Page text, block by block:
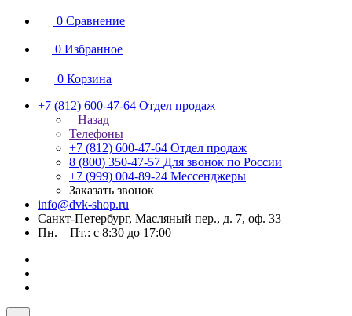
0 Сравнение
0 Избранное
0 Корзина
+7 (812) 600-47-64 Отдел продаж
Назад
Телефоны
+7 (812) 600-47-64 Отдел продаж
8 (800) 350-47-57 Для звонок по России
+7 (999) 004-89-24 Мессенджеры
Заказать звонок
info@dvk-shop.ru
Санкт-Петербург, Масляный пер., д. 7, оф. 33
Пн. – Пт.: с 8:30 до 17:00